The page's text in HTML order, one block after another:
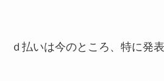
ｄ払いは今のところ、特に発